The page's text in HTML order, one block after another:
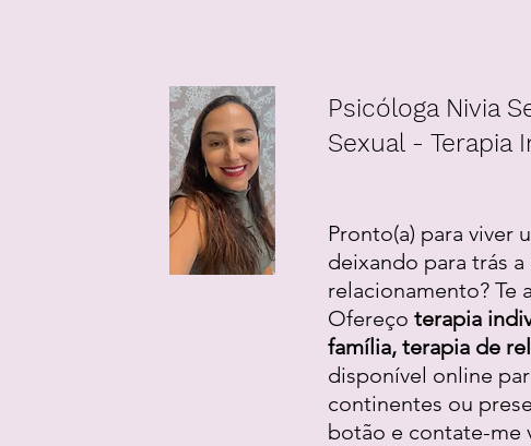
Psicóloga Nivia
Sexual - Terapia
Pronto(a) para viver
deixando para trás
relacionamento? Te
Ofereço terapia
família, terapia de
disponível online
continentes ou
botão e contate-me